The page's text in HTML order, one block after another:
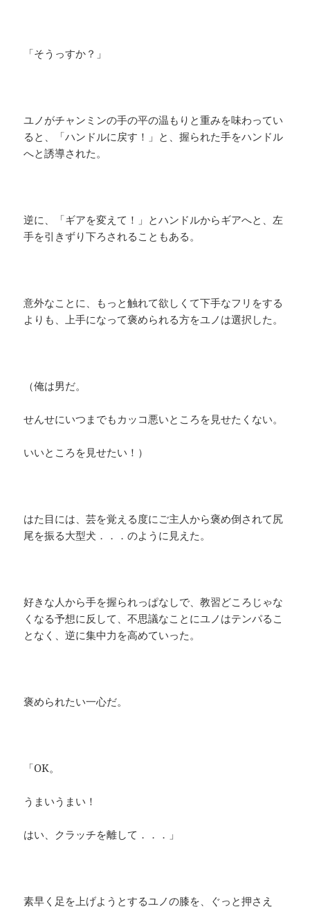
「そうっすか？」
ユノがチャンミンの手の平の温もりと重みを味わってい
ると、「ハンドルに戻す！」と、握られた手をハンドル
へと誘導された。
逆に、「ギアを変えて！」とハンドルからギアへと、左
手を引きずり下ろされることもある。
意外なことに、もっと触れて欲しくて下手なフリをする
よりも、上手になって褒められる方をユノは選択した。
（俺は男だ。
せんせにいつまでもカッコ悪いところを見せたくない。
いいところを見せたい！）
はた目には、芸を覚える度にご主人から褒め倒されて尻
尾を振る大型犬．．．のように見えた。
好きな人から手を握られっぱなしで、教習どころじゃな
くなる予想に反して、不思議なことにユノはテンパるこ
となく、逆に集中力を高めていった。
褒められたい一心だ。
「OK。
うまいうまい！
はい、クラッチを離して．．．」
素早く足を上げようとするユノの膝を、ぐっと押さえ